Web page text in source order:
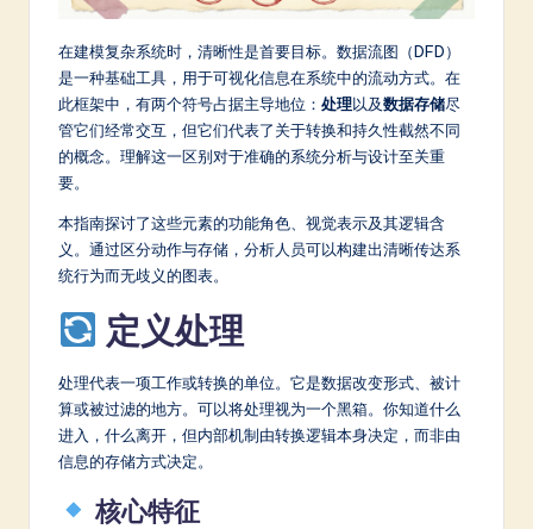
C
hi
在建模复杂系统时，清晰性是首要目标。数据流图（DFD）
是一种基础工具，用于可视化信息在系统中的流动方式。在
此框架中，有两个符号占据主导地位： 处理以及数据存储尽
管它们经常交互，但它们代表了关于转换和持久性截然不同
的概念。理解这一区别对于准确的系统分析与设计至关重
要。
本指南探讨了这些元素的功能角色、视觉表示及其逻辑含
义。通过区分动作与存储，分析人员可以构建出清晰传达系
统行为而无歧义的图表。
定义处理
处理代表一项工作或转换的单位。它是数据改变形式、被计
算或被过滤的地方。可以将处理视为一个黑箱。你知道什么
进入，什么离开，但内部机制由转换逻辑本身决定，而非由
信息的存储方式决定。
核心特征